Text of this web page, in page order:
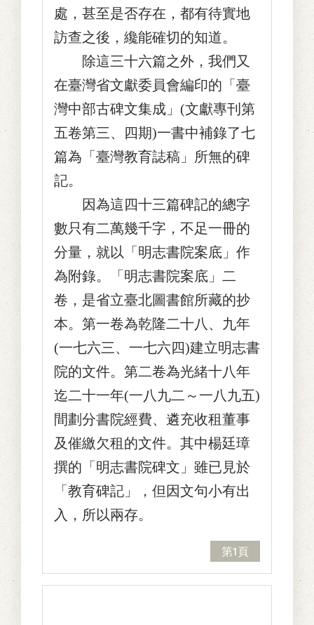
處，甚至是否存在，都有待實地
訪查之後，纔能確切的知道。
除這三十六篇之外，我們又
在臺灣省文獻委員會編印的「臺
灣中部古碑文集成」(文獻專刊第
五卷第三、四期)一書中補錄了七
篇為「臺灣教育誌稿」所無的碑
記。
因為這四十三篇碑記的總字
數只有二萬幾千字，不足一冊的
分量，就以「明志書院案底」作
為附錄。「明志書院案底」二
卷，是省立臺北圖書館所藏的抄
本。第一卷為乾隆二十八、九年
(一七六三、一七六四)建立明志書
院的文件。第二卷為光緒十八年
迄二十一年(一八九二～一八九五)
間劃分書院經費、遴充收租董事
及催繳欠租的文件。其中楊廷璋
撰的「明志書院碑文」雖已見於
「教育碑記」，但因文句小有出
入，所以兩存。
第1頁